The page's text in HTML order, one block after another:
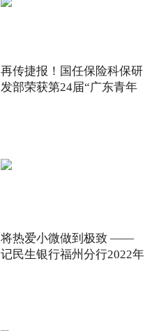
再传捷报！国任保险科保研
发部荣获第24届“广东青年
将热爱小微做到极致 ——
记民生银行福州分行2022年